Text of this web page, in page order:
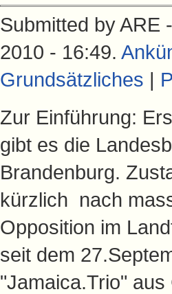
Submitted by ARE
2010 - 16:49.
Grundsätzliches |
Zur Einführung:
gibt es die
Brandenburg.
kürzlich nach
Opposition im
seit dem
"Jamaica.Trio"